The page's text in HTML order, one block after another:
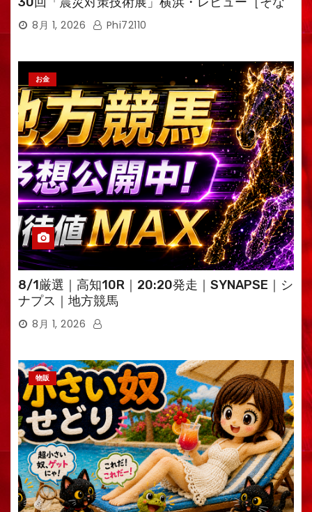
えるTV・高荷智也］
8月 1, 2026 Phi72110
お金
8/1厳選｜高知10R｜20:20発走｜SYNAPSE｜シ
ナプス｜地方競馬
8月 1, 2026
物販